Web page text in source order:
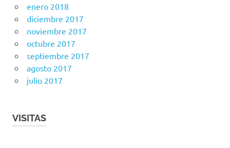
enero 2018
diciembre 2017
noviembre 2017
octubre 2017
septiembre 2017
agosto 2017
julio 2017
VISITAS